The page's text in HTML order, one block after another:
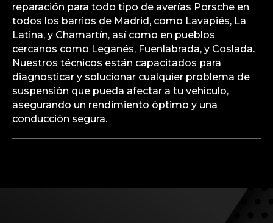
reparación para todo tipo de averías Porsche en
todos los barrios de Madrid, como Lavapiés, La
Latina, y Chamartín, así como en pueblos
cercanos como Leganés, Fuenlabrada, y Coslada.
Nuestros técnicos están capacitados para
diagnosticar y solucionar cualquier problema de
suspensión que pueda afectar a tu vehículo,
asegurando un rendimiento óptimo y una
conducción segura.